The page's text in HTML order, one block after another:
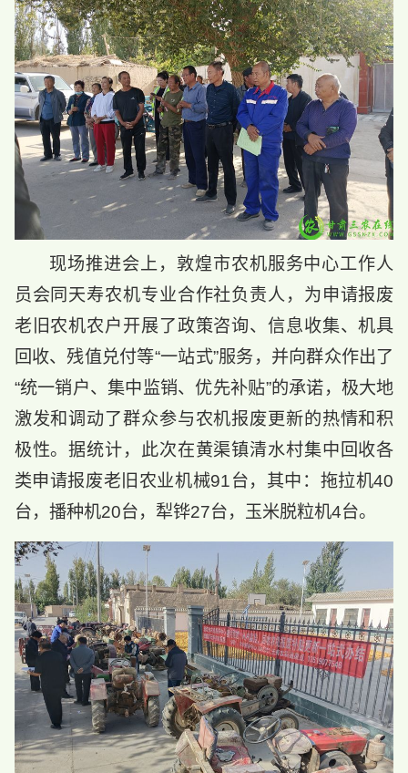
现场推进会上，敦煌市农机服务中心工作人
员会同天寿农机专业合作社负责人，为申请报废
老旧农机农户开展了政策咨询、信息收集、机具
回收、残值兑付等“一站式”服务，并向群众作出了
“统一销户、集中监销、优先补贴”的承诺，极大地
激发和调动了群众参与农机报废更新的热情和积
极性。据统计，此次在黄渠镇清水村集中回收各
类申请报废老旧农业机械91台，其中：拖拉机40
台，播种机20台，犁铧27台，玉米脱粒机4台。